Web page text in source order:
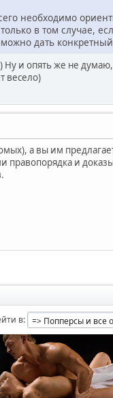
необходимо
в том случае,
дать конкретный
Ну и опять же не
весело)
а вы им
правопорядка и
в